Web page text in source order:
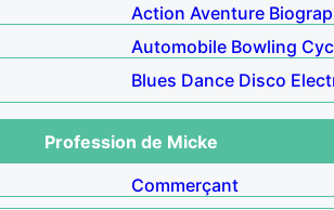
Action Aventure
Automobile Bowling
Blues Dance Disco
Profession de Micke
Commerçant